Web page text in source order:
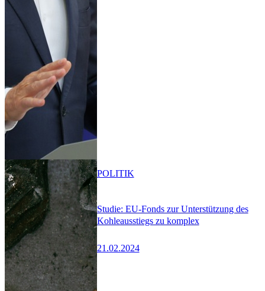
Studie: EU-Fonds zur Unterstützung des
Kohleausstiegs zu komplex
21.02.2024
POLITIK